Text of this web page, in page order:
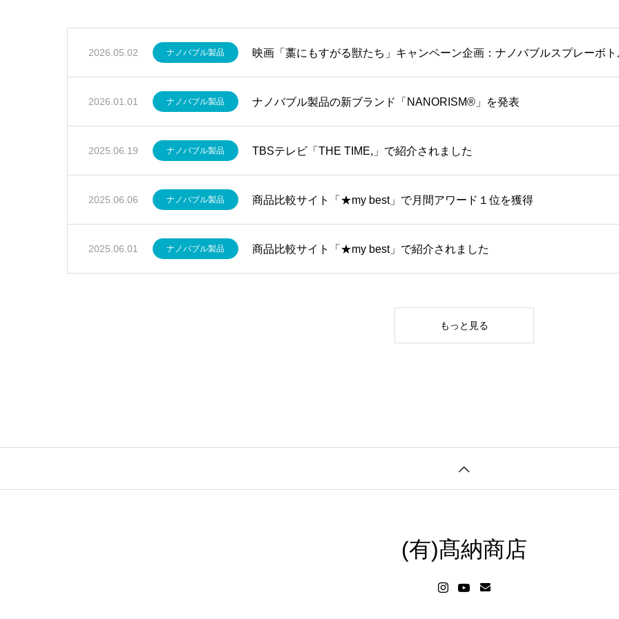
2026.05.02 ナノバブル製品 映画「藁にもすがる獣たち」キャンペーン企画：ナノバブルスプレーボト
2026.01.01 ナノバブル製品 ナノバブル製品の新ブランド「NANORISM®」を発表
2025.06.19 ナノバブル製品 TBSテレビ「THE TIME,」で紹介されました
2025.06.06 ナノバブル製品 商品比較サイト「★my best」で月間アワード１位を獲得
2025.06.01 ナノバブル製品 商品比較サイト「★my best」で紹介されました
もっと見る
(有)髙納商店